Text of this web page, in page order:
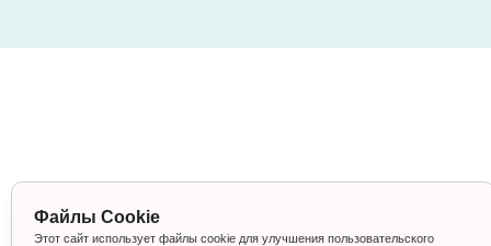
Файлы Cookie
Этот сайт использует файлы cookie для улучшения пользовательского